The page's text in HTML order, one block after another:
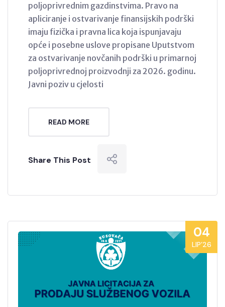
poljoprivrednim gazdinstvima. Pravo na
apliciranje i ostvarivanje finansijskih podrški
imaju fizička i pravna lica koja ispunjavaju
opće i posebne uslove propisane Uputstvom
za ostvarivanje novčanih podrški u primarnoj
poljoprivrednoj proizvodnji za 2026. godinu.
Javni poziv u cjelosti
READ MORE
Share This Post
04
LIP’26